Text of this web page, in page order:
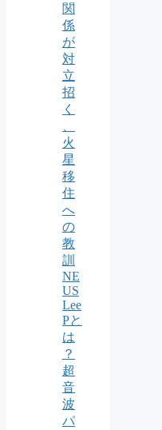
関
係
が
対
立
招
く
火
星
移
住
へ
の
教
訓
NE
US
Lee
Pと
は
？
超
音
波
パ